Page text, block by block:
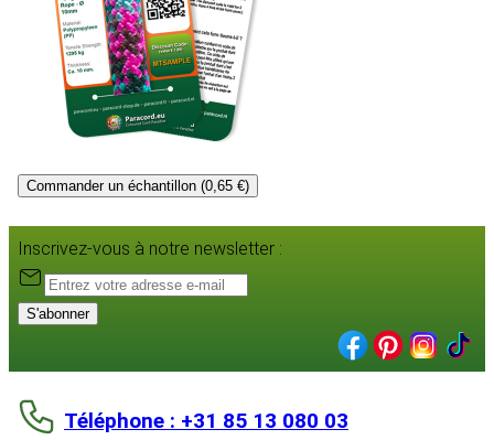
Commander un échantillon (0,65 €)
Inscrivez-vous à notre newsletter :
S'abonner
Téléphone : +31 85 13 080 03